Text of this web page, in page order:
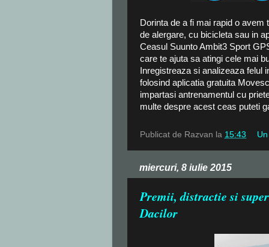
Dorinta de a fi mai rapid o
de alergare, cu bicicleta sau in
Ceasul Suunto Ambit3 Sport
care te ajuta sa atingi cele mai
Inregistreaza si analizeaza felul
folosind aplicatia gratuita
impartasi antrenamentul cu
multe despre acest ceas puteti
Publicat de Razvan la 15:43
miercuri, 8 iulie 2015
Premii, distractie si
Dacilor